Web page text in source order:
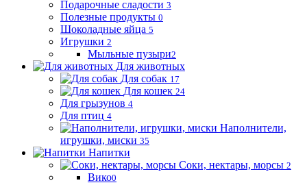
Подарочные сладости 3
Полезные продукты 0
Шоколадные яйца 5
Игрушки 2
Мыльные пузыри2
Для животных
Для собак 17
Для кошек 24
Для грызунов 4
Для птиц 4
Наполнители,
игрушки, миски 35
Напитки
Соки, нектары, морсы 2
Вико0